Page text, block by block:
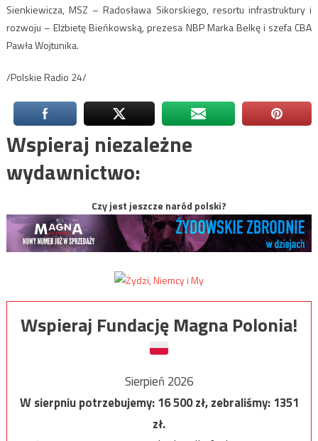
Sienkiewicza, MSZ – Radosława Sikorskiego, resortu infrastruktury i
rozwoju – Elżbietę Bieńkowską, prezesa NBP Marka Belkę i szefa CBA
Pawła Wojtunika.
/Polskie Radio 24/
Wspieraj niezależne
wydawnictwo:
Czy jest jeszcze naród polski?
Wspieraj Fundację Magna Polonia!
Sierpień 2026
W sierpniu potrzebujemy:16 500zł, zebraliśmy:1351
zł.